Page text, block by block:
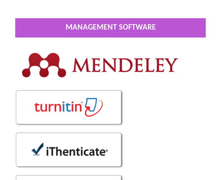
MANAGEMENT SOFTWARE